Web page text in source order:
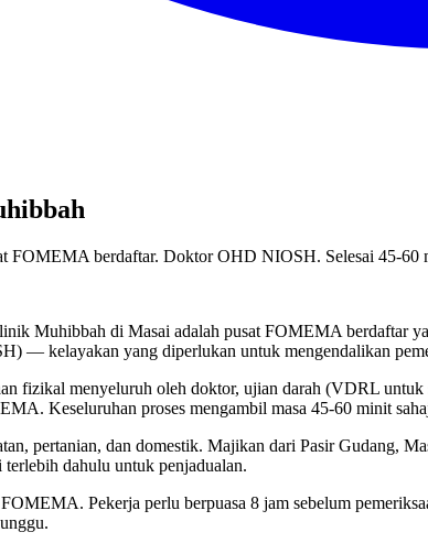
berdaftar. Doktor OHD NIOSH. Selesai 45-60
Muhibbah di Masai adalah pusat FOMEMA berdaftar
— kelayakan yang diperlukan untuk mengendalikan
fizikal menyeluruh oleh doktor, ujian darah (VDRL
Keseluruhan proses mengambil masa 45-60 minit
pertanian, dan domestik. Majikan dari Pasir Gudang,
dahulu untuk penjadualan.
Pekerja perlu berpuasa 8 jam sebelum